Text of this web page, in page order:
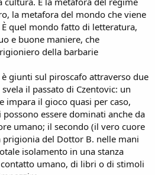
la metafora del mondo che viene
quel mondo fatto di letteratura,
e buone maniere, che
della barbarie
giunti sul piroscafo attraverso due
il passato di Czentovic: un
impara il gioco quasi per caso,
essere dominati anche da
umano; il secondo (il vero cuore
del Dottor B. nelle mani
isolamento in una stanza
umano, di libri o di stimoli